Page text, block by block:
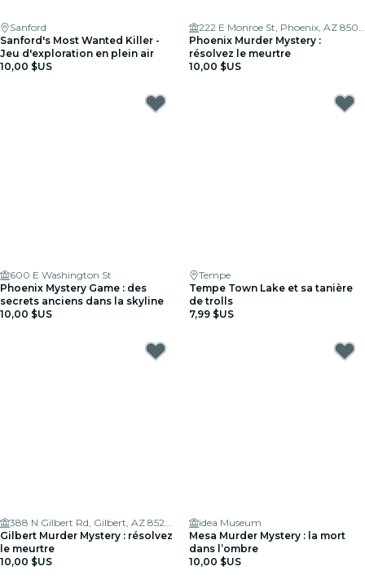
Sanford
Sanford's Most Wanted Killer -
Jeu d'exploration en plein air
10,00 $US
222 E Monroe St, Phoenix, AZ 85004, USA
Phoenix Murder Mystery :
résolvez le meurtre
10,00 $US
600 E Washington St
Phoenix Mystery Game : des
secrets anciens dans la skyline
10,00 $US
Tempe
Tempe Town Lake et sa tanière
de trolls
7,99 $US
388 N Gilbert Rd, Gilbert, AZ 85233, USA
Gilbert Murder Mystery : résolvez
le meurtre
10,00 $US
idea Museum
Mesa Murder Mystery : la mort
dans l’ombre
10,00 $US